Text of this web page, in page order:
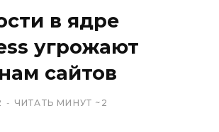
в ядре
угрожают
сайтов
ЧИТАТЬ МИНУТ ~2